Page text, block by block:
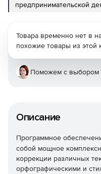
предпринимательской
Описание
Программное
собой мощное
коррекции различных
орфографическими и
Товара временно нет в
похожие товары из этой
Поможем с выбором